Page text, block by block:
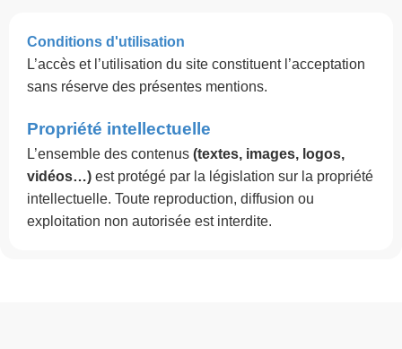
Conditions d'utilisation
L’accès et l’utilisation du site constituent l’acceptation
sans réserve des présentes mentions.
Propriété intellectuelle
L’ensemble des contenus (textes, images, logos,
vidéos…) est protégé par la législation sur la propriété
intellectuelle. Toute reproduction, diffusion ou
exploitation non autorisée est interdite.